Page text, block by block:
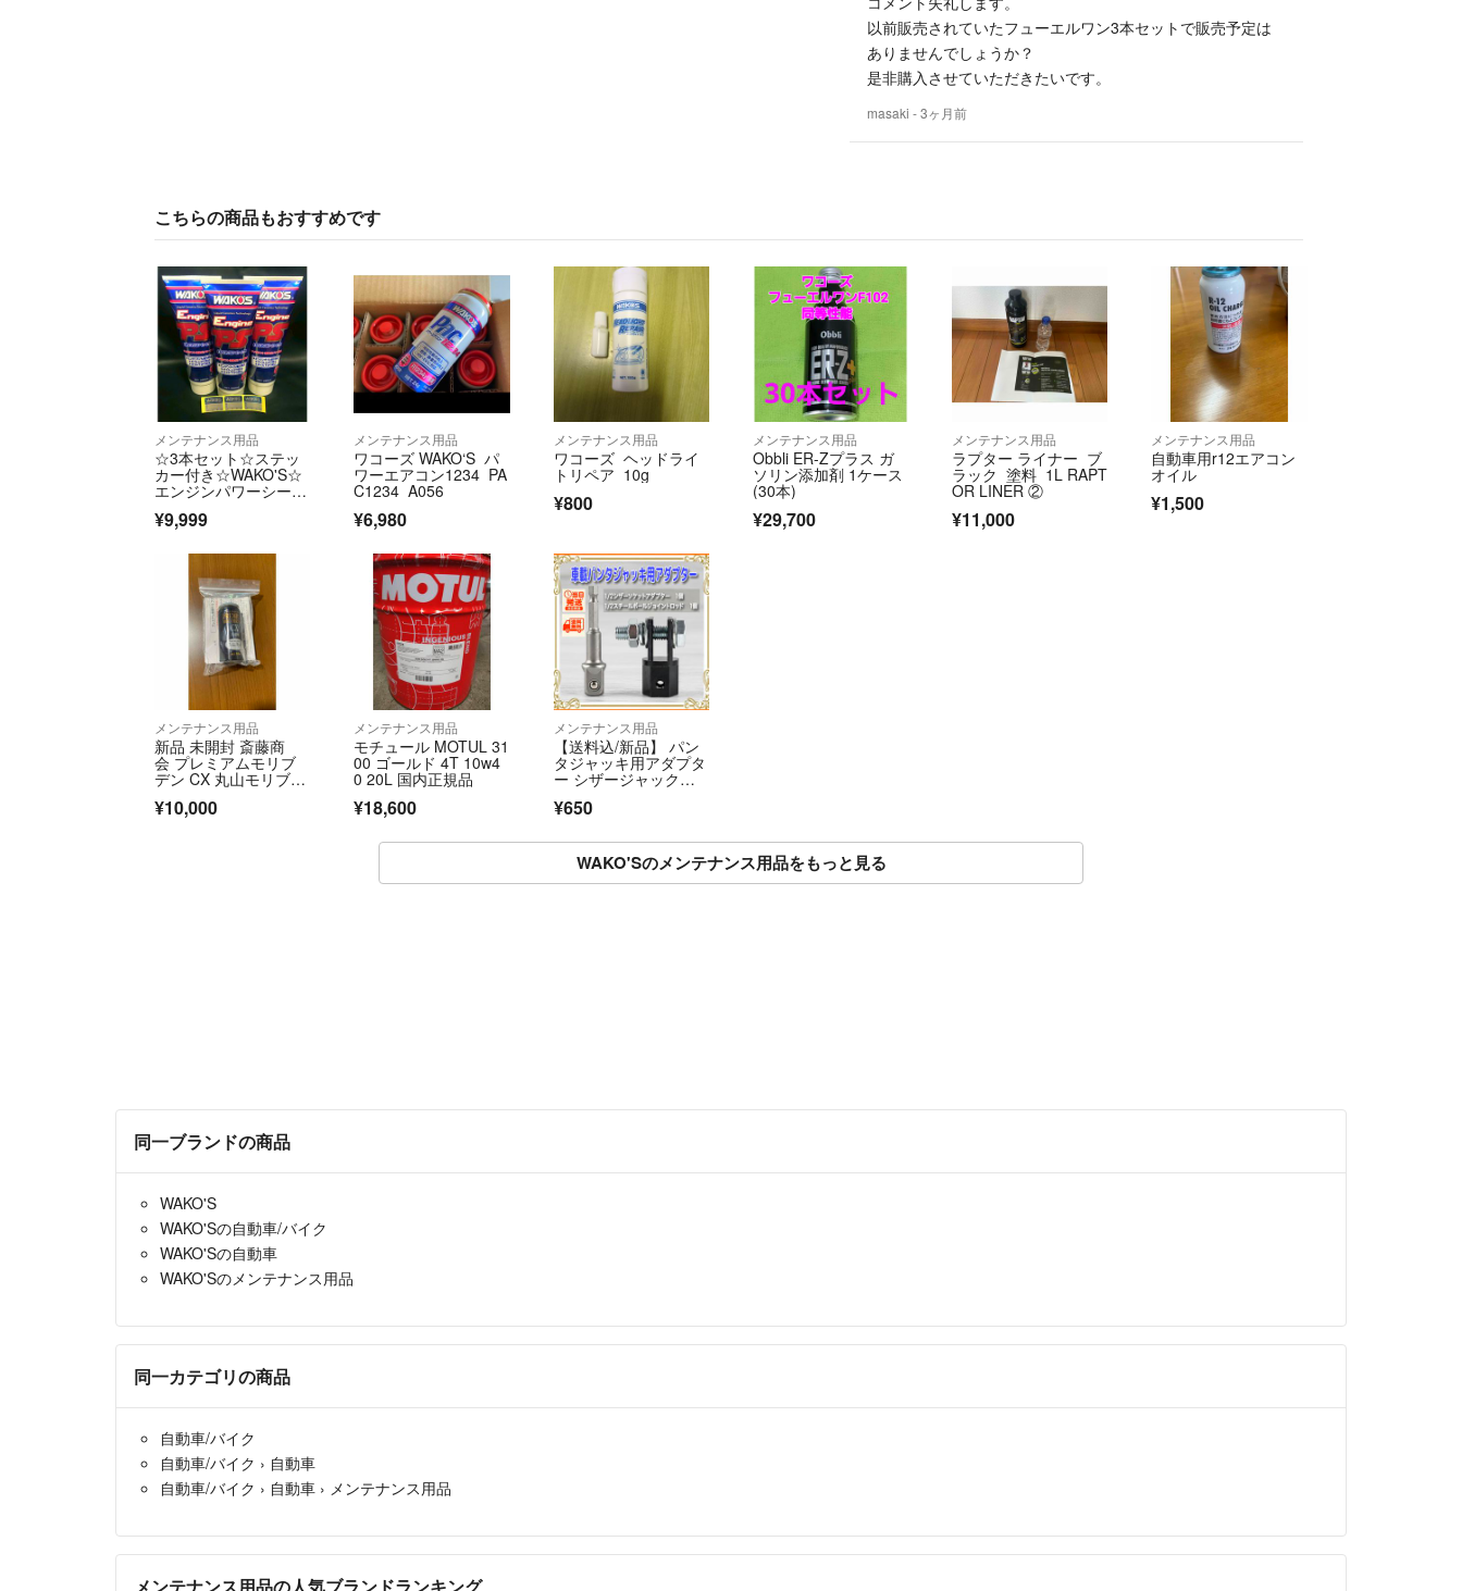
以前販売されていたフューエルワン3本セットで販売予定は
ありませんでしょうか？
是非購入させていただきたいです。
masaki - 3ヶ月前
こちらの商品もおすすめです
メンテナンス用品
☆3本セット☆ステッ
カー付き☆WAKO'S☆
エンジンパワーシール
¥9,999
メンテナンス用品
ワコーズ WAKO‘S パ
ワーエアコン1234 PA
C1234 A056
¥6,980
メンテナンス用品
ワコーズ ヘッドライ
トリペア 10g
¥800
メンテナンス用品
Obbli ER-Zプラス ガ
ソリン添加剤 1ケース
(30本)
¥29,700
メンテナンス用品
ラプター ライナー ブ
ラック 塗料 1L RAPT
OR LINER ②
¥11,000
メンテナンス用品
自動車用r12エアコン
オイル
¥1,500
メンテナンス用品
新品 未開封 斎藤商
会 プレミアムモリブ
デン CX 丸山モリブデ
ン R134a
¥10,000
メンテナンス用品
モチュール MOTUL 31
00 ゴールド 4T 10w4
0 20L 国内正規品
¥18,600
メンテナンス用品
【送料込/新品】 パン
タジャッキ用アダプタ
ー シザージャックア
ダプター ジャッキヘ
ルパー タイヤ交換 工
¥650
WAKO'Sのメンテナンス用品をもっと見る
同一ブランドの商品
WAKO'S
WAKO'Sの自動車/バイク
WAKO'Sの自動車
WAKO'Sのメンテナンス用品
同一カテゴリの商品
自動車/バイク
自動車/バイク › 自動車
自動車/バイク › 自動車 › メンテナンス用品